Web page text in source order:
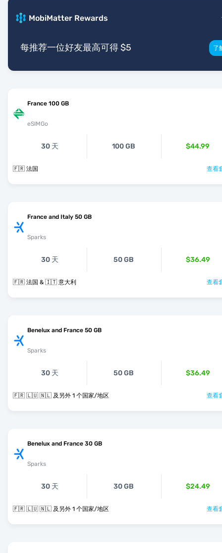
MobiMatter Rewards
每推荐一位好友最高可得 $5 了
France 100 GB
eSIMGo
30 天 100 GB $44.99
🇫🇷 法国 查看
France and Italy 50 GB
Sparks
30 天 50 GB $36.49
🇫🇷 法国 & 🇮🇹 意大利 查看
Benelux and France 50 GB
Sparks
30 天 50 GB $36.49
🇫🇷 🇱🇺 🇳🇱 及另外 1 个国家/地区 查看
Benelux and France 30 GB
Sparks
30 天 30 GB $24.49
🇫🇷 🇱🇺 🇳🇱 及另外 1 个国家/地区 查看